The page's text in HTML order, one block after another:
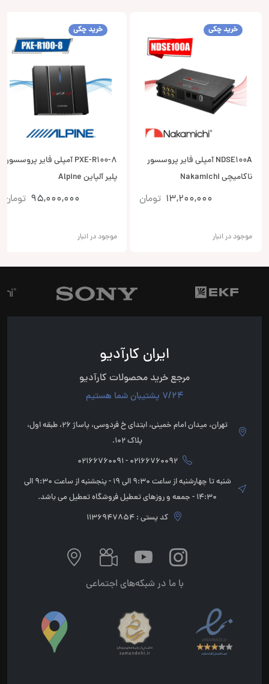
خرید چکی
NDSE100A آمپلی فایر پروسسور
ناکامیچی Nakamichi
13,200,000 تومان
موجود در انبار
خرید چکی
PXE-R100-8 آمپلی فایر پروسسور
پلیر آلپاین Alpine
95,000,000 تومان
موجود در انبار
ایران کارآدیو
مرجع خرید محصولات کارآدیو
7/24 پشتیبان شما هستیم
تهران، میدان امام خمینی، ابتدای خ فردوسی، پاساژ 26، طبقه اول،
پلاک 102.
02166760092 - 02166760091
شنبه تا چهارشنبه از ساعت 9:30 الی 19 - پنجشنبه از ساعت 9:30 الی
14:30 - جمعه و روزهای تعطیل فروشگاه تعطیل می باشد.
کد پستی : 1136947854
با ما در شبکه‌های اجتماعی